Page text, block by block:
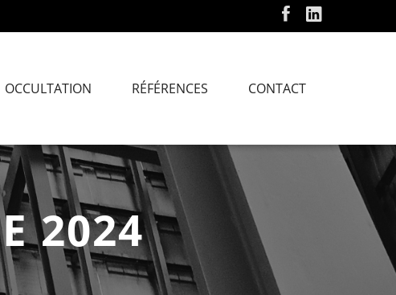
OCCULTATION RÉFÉRENCES CONTACT
2024